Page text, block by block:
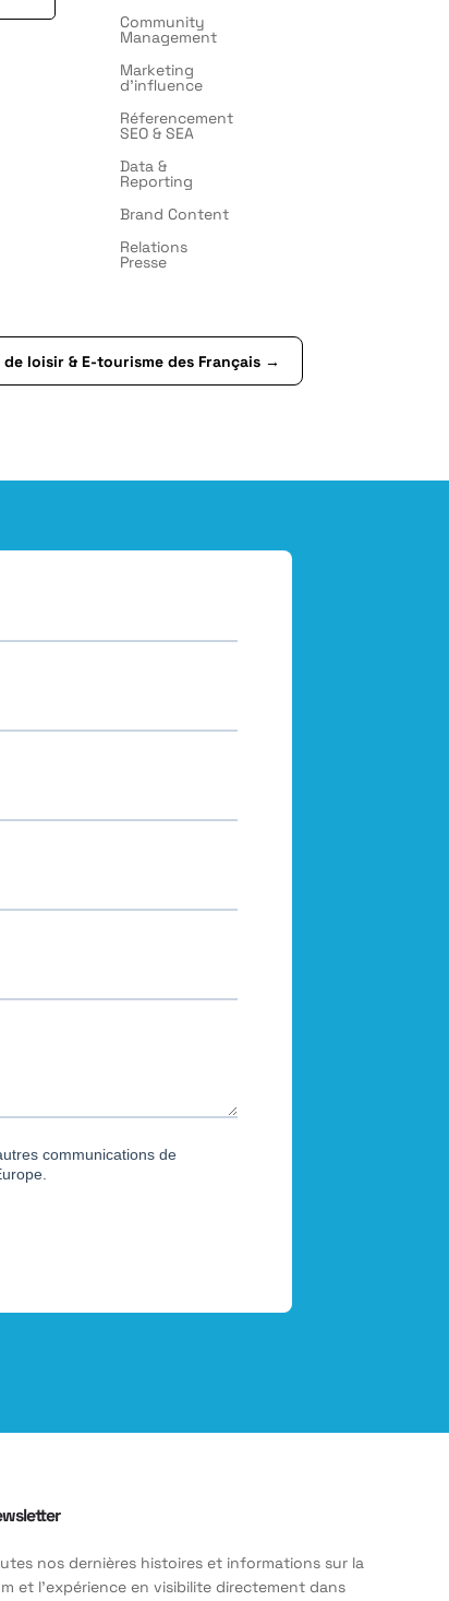
Community
Management
Marketing
d’influence
Réferencement
SEO & SEA
Data &
Reporting
Brand Content
Relations
Presse
de loisir & E-tourisme des Français→
nos dernières histoires et informations sur la
et l'expérience en visibilite directement dans